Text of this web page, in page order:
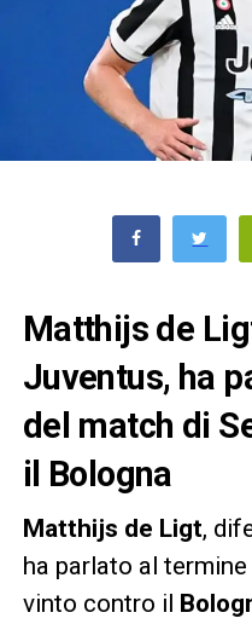
Matthijs de
Juventus, ha
del match di
il Bologna
Matthijs de Ligt,
ha parlato al
vinto contro il